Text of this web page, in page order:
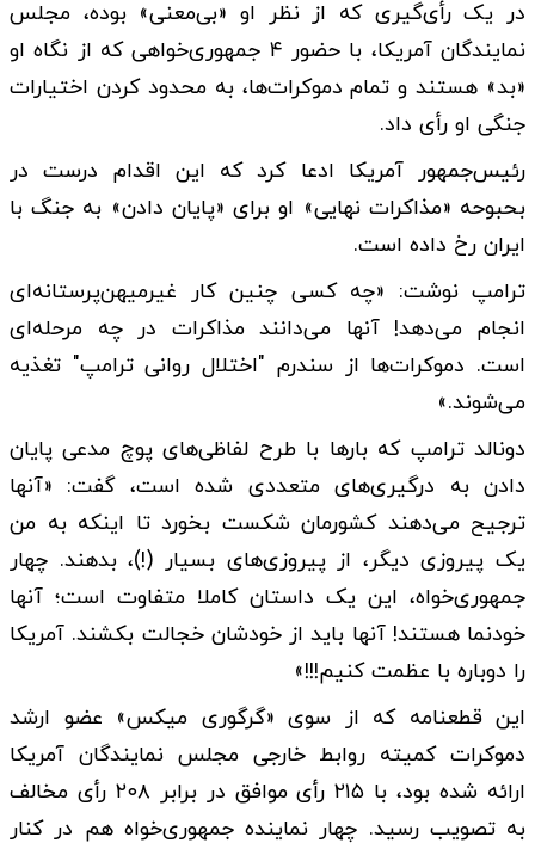
در یک رأی‌گیری که از نظر او «بی‌معنی» بوده، مجلس
نمایندگان آمریکا، با حضور ۴ جمهوری‌خواهی که از نگاه او
«بد» هستند و تمام دموکرات‌ها، به محدود کردن اختیارات
جنگی او رأی داد.
رئیس‌جمهور آمریکا ادعا کرد که این اقدام درست در
بحبوحه «مذاکرات نهایی» او برای «پایان دادن» به جنگ با
ایران رخ داده است.
ترامپ نوشت: «چه کسی چنین کار غیرمیهن‌پرستانه‌ای
انجام می‌دهد! آنها می‌دانند مذاکرات در چه مرحله‌ای
است. دموکرات‌ها از سندرم "اختلال روانی ترامپ" تغذیه
می‌شوند.»
دونالد ترامپ که بارها با طرح لفاظی‌های پوچ مدعی پایان
دادن به درگیری‌های متعددی شده است، گفت: «آنها
ترجیح می‌دهند کشورمان شکست بخورد تا اینکه به من
یک پیروزی دیگر، از پیروزی‌های بسیار (!)، بدهند. چهار
جمهوری‌خواه، این یک داستان کاملا متفاوت است؛ آنها
خودنما هستند! آنها باید از خودشان خجالت بکشند. آمریکا
را دوباره با عظمت کنیم!!!»
این قطعنامه که از سوی «گرگوری میکس» عضو ارشد
دموکرات کمیته روابط خارجی مجلس نمایندگان آمریکا
ارائه شده بود، با ۲۱۵ رأی موافق در برابر ۲۰۸ رأی مخالف
به تصویب رسید. چهار نماینده جمهوری‌خواه هم در کنار